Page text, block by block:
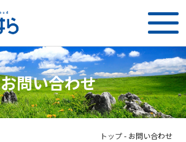
お問い合わせ
トップ - お問い合わせ